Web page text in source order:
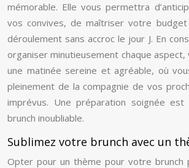
mémorable. Elle vous permettra
vos convives, de maîtriser votre
déroulement sans accroc le jour J. En
organiser minutieusement chaque aspect,
une matinée sereine et agréable, où
pleinement de la compagnie de vos
imprévus. Une préparation soignée est
brunch inoubliable.
Sublimez votre brunch avec un
Opter pour un thème pour votre brunch